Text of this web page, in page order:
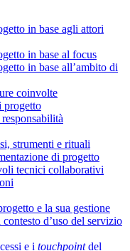
in base agli attori
in base al focus
in base all’ambito di
coinvolte
progetto
strumenti e rituali
di progetto
tecnici collaborativi
e la sua gestione
d’uso del servizio
e i touchpointdel